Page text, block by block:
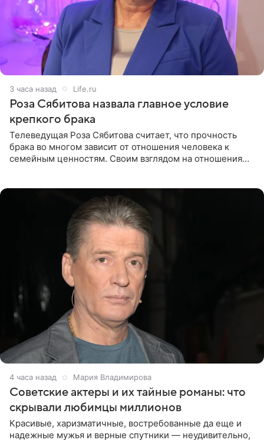
3 часа назад Life.ru
Роза Сябитова назвала главное условие
крепкого брака
Телеведущая Роза Сябитова считает, что прочность
брака во многом зависит от отношения человека к
семейным ценностям. Своим взглядом на отношения
4 часа назад Мария Владимирова
Советские актеры и их тайные романы: что
скрывали любимцы миллионов
Красивые, харизматичные, востребованные да еще и
надежные мужья и верные спутники — неудивительно,